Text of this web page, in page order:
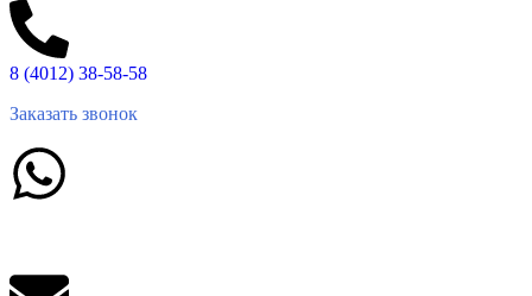
8 (4012) 38-58-58
Заказать звонок